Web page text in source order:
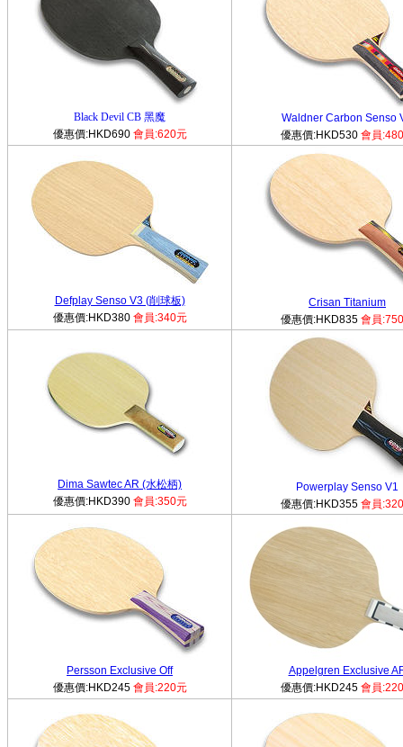
Black Devil CB 黑魔
優惠價:HKD690 會員:620元
Waldner Carbon Senso
優惠價:HKD530 會員
Defplay Senso V3 (削球板)
優惠價:HKD380 會員:340元
Crisan Titanium
優惠價:HKD835 會員
Dima Sawtec AR (水松柄)
優惠價:HKD390 會員:350元
Powerplay Senso V1
優惠價:HKD355 會員
Persson Exclusive Off
優惠價:HKD245 會員:220元
Appelgren Exclusive
優惠價:HKD245 會員